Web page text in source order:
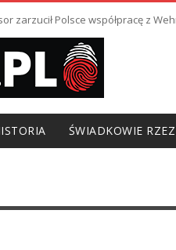
zarzucił Polsce współpracę z
ŚWIADKOWIE